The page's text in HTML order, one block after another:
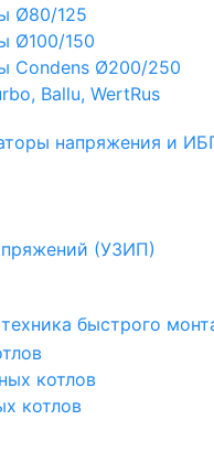
Ø80/125
Ø100/150
Condens Ø200/250
Ballu, WertRus
напряжения и
(УЗИП)
быстрого
котлов
котлов